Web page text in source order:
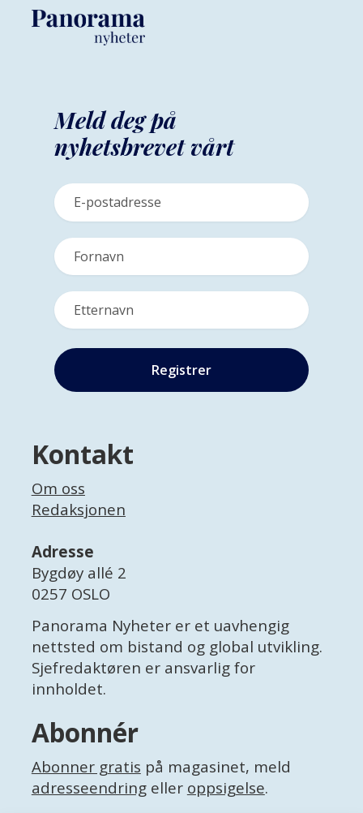
Meld deg på
nyhetsbrevet vårt
Kontakt
Om oss
Redaksjonen
Adresse
Bygdøy allé 2
0257 OSLO
Panorama Nyheter er et uavhengig
nettsted om bistand og global utvikling.
Sjefredaktøren er ansvarlig for
innholdet.
Abonnér
Abonner gratis på magasinet, meld
adresseendringeller oppsigelse.